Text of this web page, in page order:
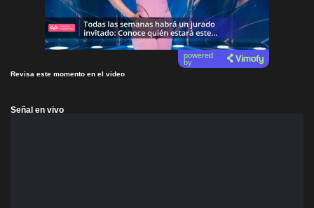
powered
by
Revisa este momento en el video
Señal en vivo